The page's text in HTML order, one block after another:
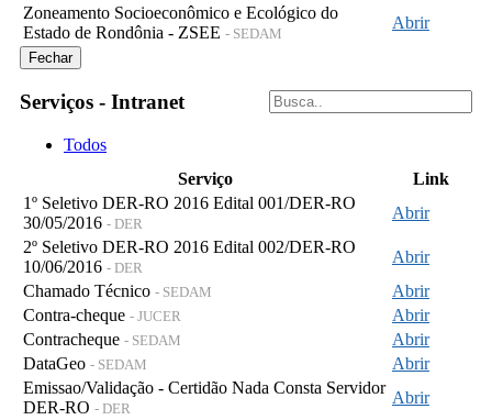
Zoneamento Socioeconômico e Ecológico do
Estado de Rondônia - ZSEE - SEDAM
Abrir
Fechar
Serviços - Intranet
Todos
Serviço
Link
1º Seletivo DER-RO 2016 Edital 001/DER-RO
30/05/2016 - DER
Abrir
2º Seletivo DER-RO 2016 Edital 002/DER-RO
10/06/2016 - DER
Abrir
Chamado Técnico - SEDAM
Abrir
Contra-cheque - JUCER
Abrir
Contracheque - SEDAM
Abrir
DataGeo - SEDAM
Abrir
Emissao/Validação - Certidão Nada Consta Servidor
DER-RO - DER
Abrir